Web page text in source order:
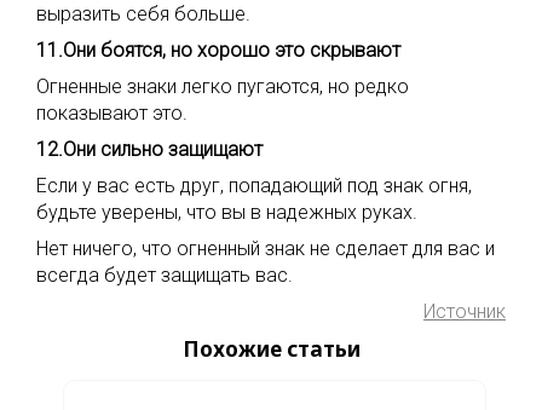
выразить себя больше.
11.Они боятся, но хорошо это скрывают
Огненные знаки легко пугаются, но редко
показывают это.
12.Они сильно защищают
Если у вас есть друг, попадающий под знак огня,
будьте уверены, что вы в надежных руках.
Нет ничего, что огненный знак не сделает для вас и
всегда будет защищать вас.
Источник
Похожие статьи